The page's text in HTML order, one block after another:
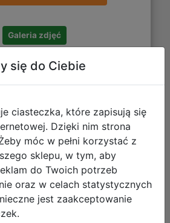
Galeria zdjęć
PL (PC) (klucz STEAM)
się do Ciebie
ciasteczka, które zapisują się
Dzięki nim strona
móc w pełni korzystać z
sklepu, w tym, aby
do Twoich potrzeb
oraz w celach statystycznych
jest zaakceptowanie